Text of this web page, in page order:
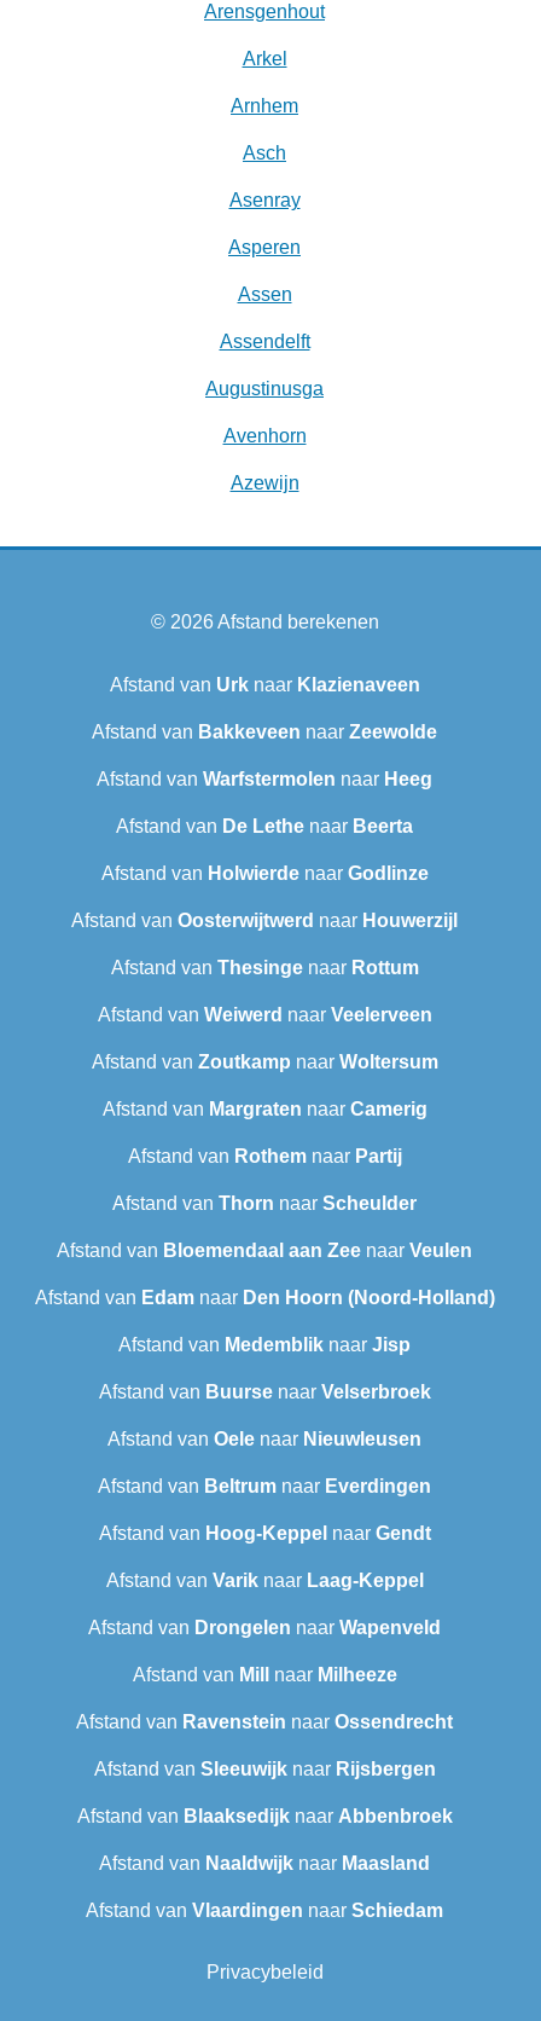
Arensgenhout
Arkel
Arnhem
Asch
Asenray
Asperen
Assen
Assendelft
Augustinusga
Avenhorn
Azewijn
© 2026Afstand berekenen
Afstand van Urknaar Klazienaveen
Afstand van Bakkeveen naar Zeewolde
Afstand van Warfstermolen naar Heeg
Afstand van De Lethe naar Beerta
Afstand van Holwierdenaar Godlinze
Afstand van Oosterwijtwerd naar Houwerzijl
Afstand van Thesingenaar Rottum
Afstand van Weiwerd naar Veelerveen
Afstand van Zoutkamp naar Woltersum
Afstand van Margraten naar Camerig
Afstand van Rothemnaar Partij
Afstand van Thorn naar Scheulder
Afstand van Bloemendaal aan Zee naar Veulen
Afstand van Edamnaar Den Hoorn (Noord-Holland)
Afstand van Medemblik naar Jisp
Afstand van Buursenaar Velserbroek
Afstand van Oele naar Nieuwleusen
Afstand van Beltrum naar Everdingen
Afstand van Hoog-Keppel naar Gendt
Afstand van Variknaar Laag-Keppel
Afstand van Drongelen naar Wapenveld
Afstand van Mill naar Milheeze
Afstand van Ravenstein naar Ossendrecht
Afstand van Sleeuwijknaar Rijsbergen
Afstand van Blaaksedijknaar Abbenbroek
Afstand van Naaldwijk naar Maasland
Afstand van Vlaardingen naar Schiedam
Privacybeleid